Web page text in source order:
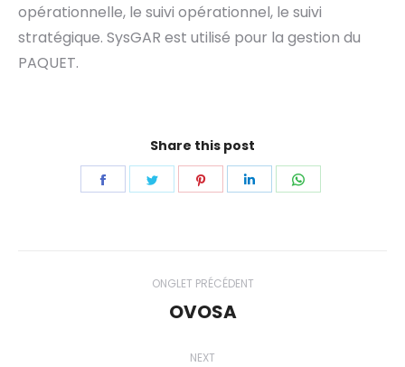
opérationnelle, le suivi opérationnel, le suivi
stratégique. SysGAR est utilisé pour la gestion du
PAQUET.
Share this post
Share
Share
Share
Share
Navigation
commentaire
ONGLET PRÉCÉDENT
Onglet
OVOSA
NEXT